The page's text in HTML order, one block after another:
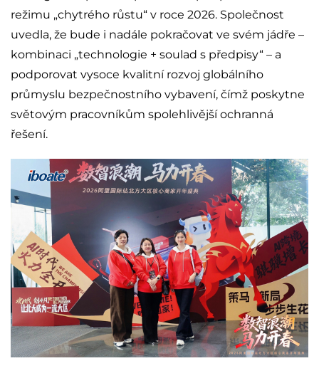
režimu „chytrého růstu“ v roce 2026. Společnost
uvedla, že bude i nadále pokračovat ve svém jádře –
kombinaci „technologie + soulad s předpisy“ – a
podporovat vysoce kvalitní rozvoj globálního
průmyslu bezpečnostního vybavení, čímž poskytne
světovým pracovníkům spolehlivější ochranná
řešení.